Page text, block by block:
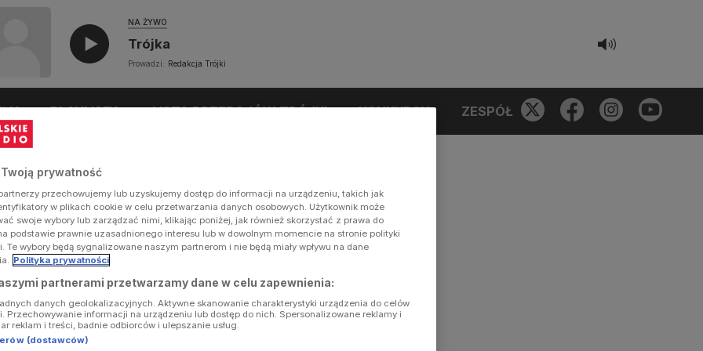
NA ŻYWO
Trójka
Prowadzi: Redakcja Trójki
PLAYLISTA LISTA PRZEBOJÓW TRÓJKI KONKURSY ZESPÓŁ
Twoją prywatność
przechowujemy lub uzyskujemy dostęp do informacji na urządzeniu, takich jak
w plikach cookie w celu przetwarzania danych osobowych. Użytkownik może
swoje wybory lub zarządzać nimi, klikając poniżej, jak również skorzystać z prawa do
podstawie prawnie uzasadnionego interesu lub w dowolnym momencie na stronie polityki
Te wybory będą sygnalizowane naszym partnerom i nie będą miały wpływu na dane
Polityka prywatności
partnerami przetwarzamy dane w celu zapewnienia:
danych geolokalizacyjnych. Aktywne skanowanie charakterystyki urządzenia do celów
Przechowywanie informacji na urządzeniu lub dostęp do nich. Spersonalizowane reklamy i
reklam i treści, badnie odbiorców i ulepszanie usług.
(dostawców)